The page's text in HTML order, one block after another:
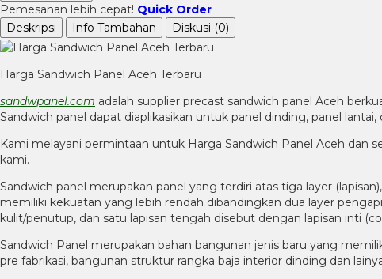
Pemesanan lebih cepat! Quick Order
Deskripsi
Info Tambahan Diskusi (0)
Harga Sandwich Panel Aceh Terbaru
sandwpanel.com adalah supplier precast sandwich panel Aceh
Sandwich panel dapat diaplikasikan untuk panel dinding, panel
Kami melayani permintaan untuk Harga Sandwich Panel Aceh dan
kami.
Sandwich panel merupakan panel yang terdiri atas tiga layer
memiliki kekuatan yang lebih rendah dibandingkan dua layer
kulit/penutup, dan satu lapisan tengah disebut dengan lapisan inti
Sandwich Panel merupakan bahan bangunan jenis baru yang
pre fabrikasi, bangunan struktur rangka baja interior dinding dan